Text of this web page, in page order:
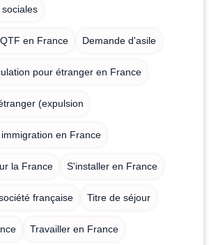
sociales
en France Demande d'asile
pour étranger en France
(expulsion
en France
la France S'installer en France
française Titre de séjour
Travailler en France